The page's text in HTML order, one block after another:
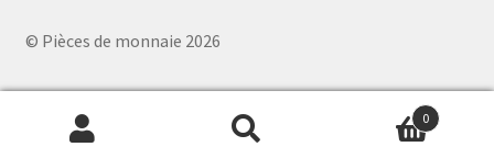
© Pièces de monnaie 2026
Recherche
0